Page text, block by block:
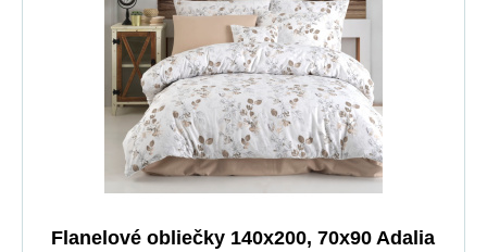
Flanelové obliečky 140x200, 70x90 Adalia